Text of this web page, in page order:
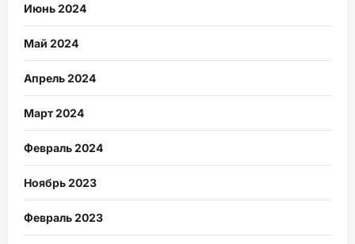
Июнь 2024
Май 2024
Апрель 2024
Март 2024
Февраль 2024
Ноябрь 2023
Февраль 2023